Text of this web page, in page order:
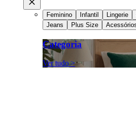
Feminino Infantil Lingerie
Jeans
Plus Size
Categoria
Ver tudo >